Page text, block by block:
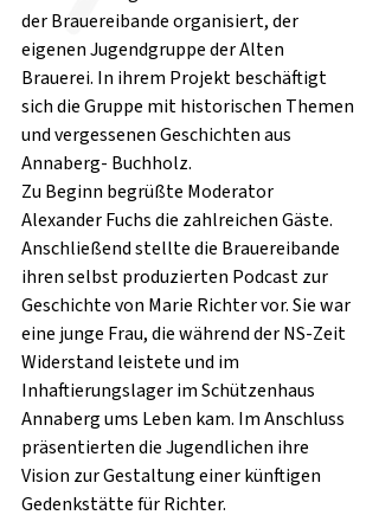
der Brauereibande organisiert, der
eigenen Jugendgruppe der Alten
Brauerei. In ihrem Projekt beschäftigt
sich die Gruppe mit historischen Themen
und vergessenen Geschichten aus
Annaberg- Buchholz.
Zu Beginn begrüßte Moderator
Alexander Fuchs die zahlreichen Gäste.
Anschließend stellte die Brauereibande
ihren selbst produzierten Podcast zur
Geschichte von Marie Richter vor. Sie war
eine junge Frau, die während der NS-Zeit
Widerstand leistete und im
Inhaftierungslager im Schützenhaus
Annaberg ums Leben kam. Im Anschluss
präsentierten die Jugendlichen ihre
Vision zur Gestaltung einer künftigen
Gedenkstätte für Richter.